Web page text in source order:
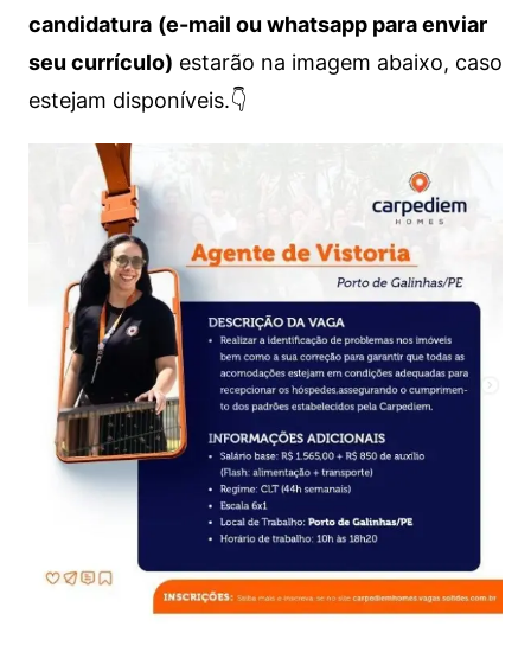
candidatura (e-mail ou whatsapp para enviar
seu currículo) estarão na imagem abaixo, caso
estejam disponíveis.👇